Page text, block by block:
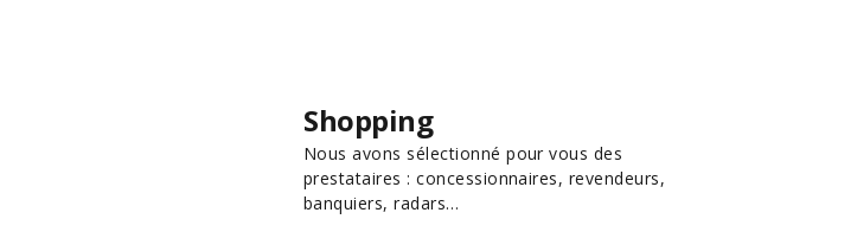
Shopping
Nous avons sélectionné pour vous des
prestataires : concessionnaires, revendeurs,
banquiers, radars…